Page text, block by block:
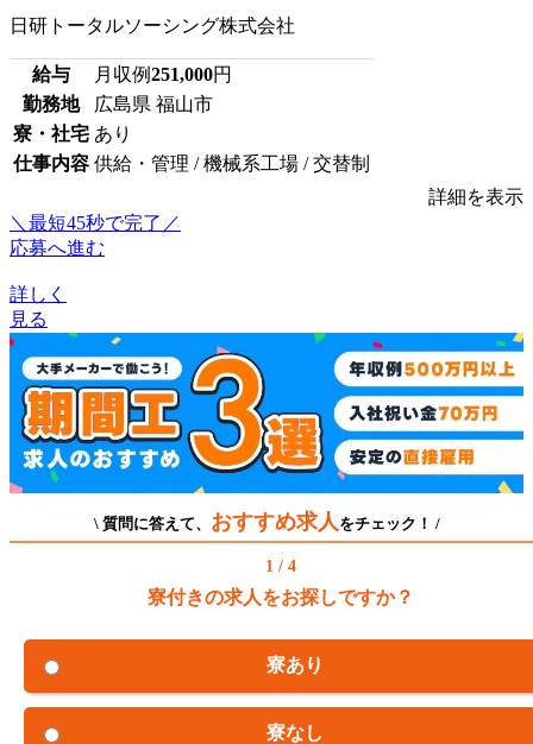
日研トータルソーシング株式会社
給与 月収例251,000円
勤務地
広島県 福山市
寮・社宅 あり
仕事内容 供給・管理 / 機械系工場 / 交替制
詳細を表示
＼最短45秒で完了／
応募へ進む
詳しく
見る
\ 質問に答えて、 おすすめ求人 をチェック！ /
1 / 4
寮付きの求人をお探しですか？
寮あり
寮なし